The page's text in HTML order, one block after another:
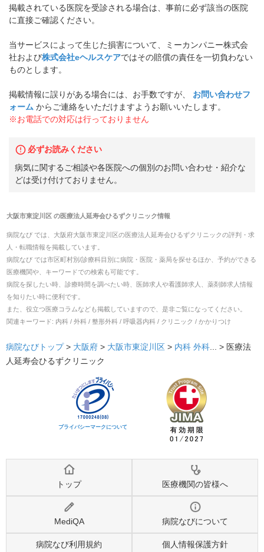
掲載されている医院を受診される場合は、事前に必ず該当の医院
に直接ご確認ください。
当サービスによって生じた損害について、ミーカンパニー株式会
社および株式会社eヘルスケアではその賠償の責任を一切負わない
ものとします。
掲載情報に誤りがある場合には、お手数ですが、
お問い合わせフ
ォーム からご連絡をいただけますようお願いいたします。
※お電話での対応は行っておりません
必ずお読みください
病気に関するご相談や各医院への個別のお問い合わせ・紹介な
どは受け付けておりません。
大阪市東淀川区 の医療法人延寿会ひるずクリニック情報
病院なび では、 大阪府大阪市東淀川区の医療法人延寿会ひるずクリニックの評判・求
人・転職情報を掲載しています。
病院なび では市区町村別/診療科目別に病院・医院・薬局を探せるほか、予約ができる
医療機関や、キーワードでの検索も可能です。
病院を探したい時、診療時間を調べたい時、医師求人や看護師求人、薬剤師求人情報
を知りたい時に便利です。
また、役立つ医療コラムなども掲載していますので、是非ご覧になってください。
関連キーワード: 内科 / 外科 / 整形外科 / 呼吸器内科 / クリニック / かかりつけ
病院なびトップ > 大阪府 > 大阪市東淀川区 > 内科 外科 ... > 医療法
人延寿会ひるずクリニック
プライバシーマークについて
トップ 医療機関の皆様へ
MediQA 病院なびについて
病院なび利用規約 個人情報保護方針